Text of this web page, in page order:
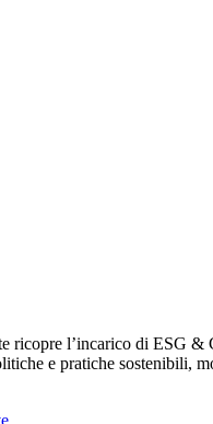
ricopre l’incarico di ESG
e pratiche sostenibili,